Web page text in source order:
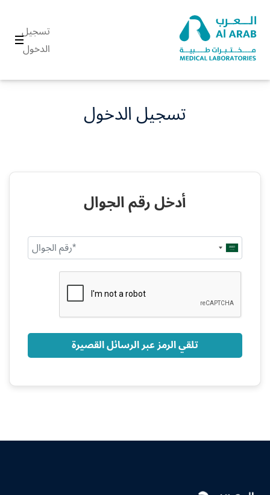
تسجيل
الدخول
تسجيل الدخول
أدخل رقم الجوال
Saudi
Arabia
تلقي الرمز عبر الرسائل القصيرة